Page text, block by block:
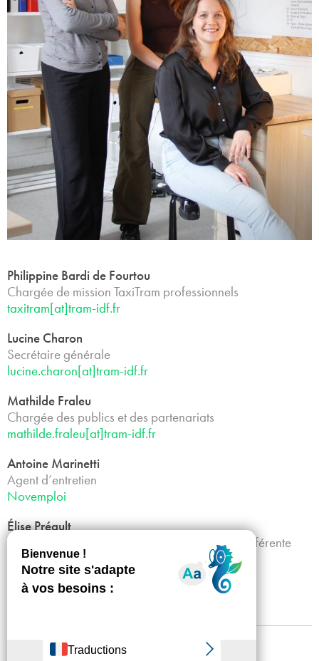
Philippine Bardi de Fourtou
Chargée de mission TaxiTram professionnels
taxitram[at]tram-idf.fr
Lucine Charon
Secrétaire générale
lucine.charon[at]tram-idf.fr
Mathilde Fraleu
Chargée des publics et des partenariats
mathilde.fraleu[at]tram-idf.fr
Antoine Marinetti
Agent d’entretien
Novemploi
Élise Préault
Chargée de structuration et communication – référente
accessibilité
elise.preault[at]tram-idf.fr